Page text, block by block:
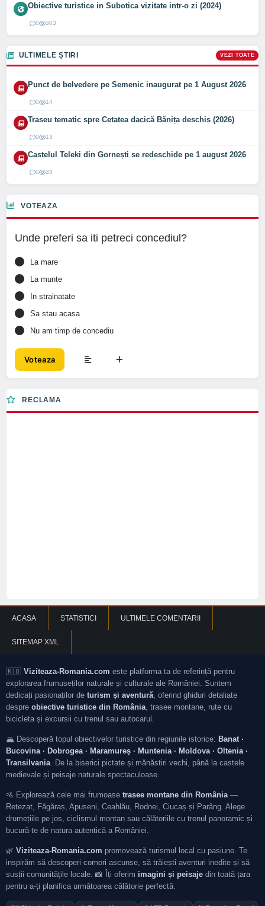
Obiective turistice in Subotica vizitate intr-o zi (2024)
0 303
ULTIMELE ȘTIRI VEZI TOATE
Punct de belvedere pe Semenic inaugurat pe 1 August 2026
0 14
Traseu tematic spre Cetatea dacică Bănița deschis (2026)
0 13
Castelul Teleki din Gornești se redeschide pe 1 august 2026
0 33
VOTEAZA
Unde preferi sa iti petreci concediul?
La mare
La munte
In strainatate
Sa stau acasa
Nu am timp de concediu
Voteaza
RECLAMA
ACASA STATISTICI ULTIMELE COMENTARII
SITEMAP XML
🇷🇴 Viziteaza-Romania.com este platforma ta de referință pentru
explorarea frumuseților naturale și culturale ale României. Suntem
dedicați pasionaților de turism și aventură, oferind ghiduri detaliate
despre obiective turistice din România, trasee montane, rute cu
bicicleta și excursii cu trenul sau autocarul.
🏔️ Descoperă topul obiectivelor turistice din regiunile istorice: Banat ·
Bucovina · Dobrogea · Maramureș · Muntenia · Moldova · Oltenia ·
Transilvania. De la biserici pictate și mănăstiri vechi, până la castele
medievale și peisaje naturale spectaculoase.
🚵 Explorează cele mai frumoase trasee montane din România—
Retezat, Făgăraș, Apuseni, Ceahlău, Rodnei, Ciucaș și Parâng. Alege
drumețiile pe jos, ciclismul montan sau călătoriile cu trenul panoramic și
bucură-te de natura autentică a României.
🌿 Viziteaza-Romania.com promovează turismul local cu pasiune. Te
inspirăm să descoperi comori ascunse, să trăiești aventuri inedite și să
susții comunitățile locale. 📸 Îți oferim imagini și peisaje din toată țara
pentru a-ți planifica următoarea călătorie perfectă.